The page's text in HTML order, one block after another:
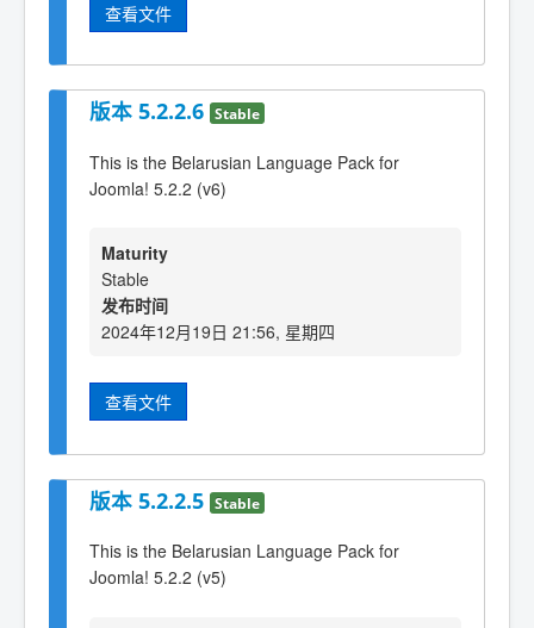
查看文件
版本 5.2.2.6 Stable
This is the Belarusian Language Pack for
Joomla! 5.2.2 (v6)
Maturity
Stable
发布时间
2024年12月19日 21:56, 星期四
查看文件
版本 5.2.2.5 Stable
This is the Belarusian Language Pack for
Joomla! 5.2.2 (v5)